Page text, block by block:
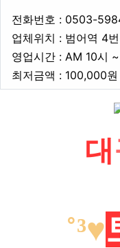
전화번호 : 0503-
업체위치 : 범어역 4
영업시간 : AM 10시
최저금액 : 100,000원
대
˚³♥